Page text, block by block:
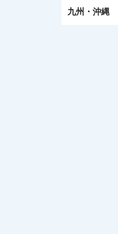
九州・沖縄